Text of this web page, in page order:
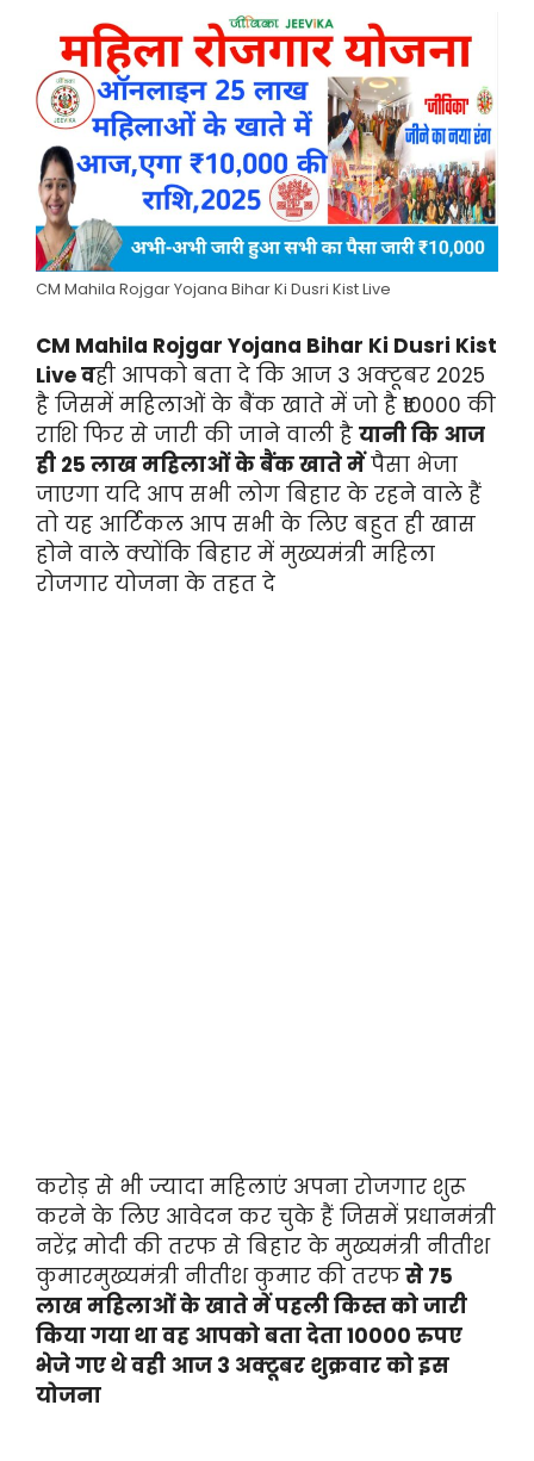
CM Mahila Rojgar Yojana Bihar Ki Dusri Kist Live
CM Mahila Rojgar Yojana Bihar Ki Dusri Kist
Live वही आपको बता दे कि आज 3 अक्टूबर 2025
है जिसमें महिलाओं के बैंक खाते में जो है ₹10000 की
राशि फिर से जारी की जाने वाली है यानी कि आज
ही 25 लाख महिलाओं के बैंक खाते मेंपैसा भेजा
जाएगा यदि आप सभी लोग बिहार के रहने वाले हैं
तो यह आर्टिकल आप सभी के लिए बहुत ही खास
होने वाले क्योंकि बिहार में मुख्यमंत्री महिला
रोजगार योजना के तहत दे
करोड़ से भी ज्यादा महिलाएं अपना रोजगार शुरू
करने के लिए आवेदन कर चुके हैं जिसमें प्रधानमंत्री
नरेंद्र मोदी की तरफ से बिहार के मुख्यमंत्री नीतीश
कुमारमुख्यमंत्री नीतीश कुमार की तरफसे 75
लाख महिलाओं के खाते में पहली किस्त को जारी
किया गया था वह आपको बता देता 10000 रुपए
भेजे गए थे वही आज 3 अक्टूबर शुक्रवार को इस
योजना